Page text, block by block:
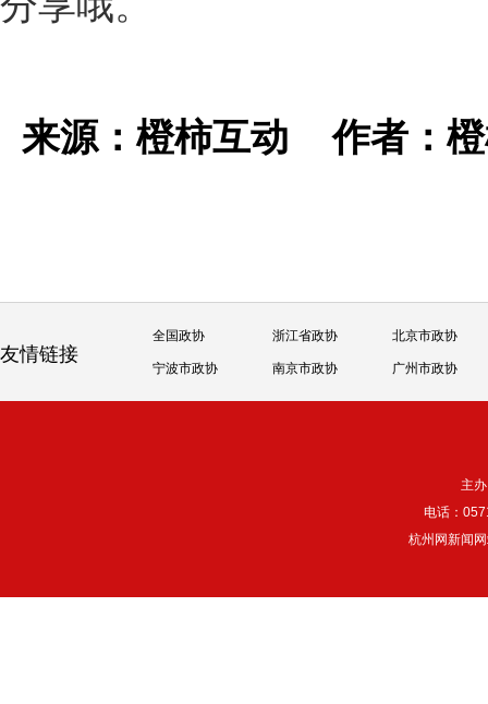
来源：橙柿互动作者：
友情链接
全国政协 浙江省政协 北京市政协
宁波市政协 南京市政协 广州市政协
主
电话：
杭州网新闻